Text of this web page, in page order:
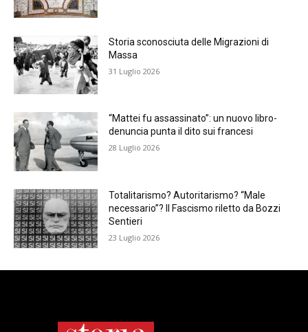
Storia sconosciuta delle Migrazioni di
Massa
31 Luglio 2026
“Mattei fu assassinato”: un nuovo libro-
denuncia punta il dito sui francesi
28 Luglio 2026
Totalitarismo? Autoritarismo? “Male
necessario”? Il Fascismo riletto da Bozzi
Sentieri
23 Luglio 2026